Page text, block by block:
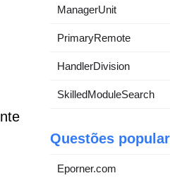
ManagerUnit
PrimaryRemote
HandlerDivision
SkilledModuleSearch
Questões
Eporner.com